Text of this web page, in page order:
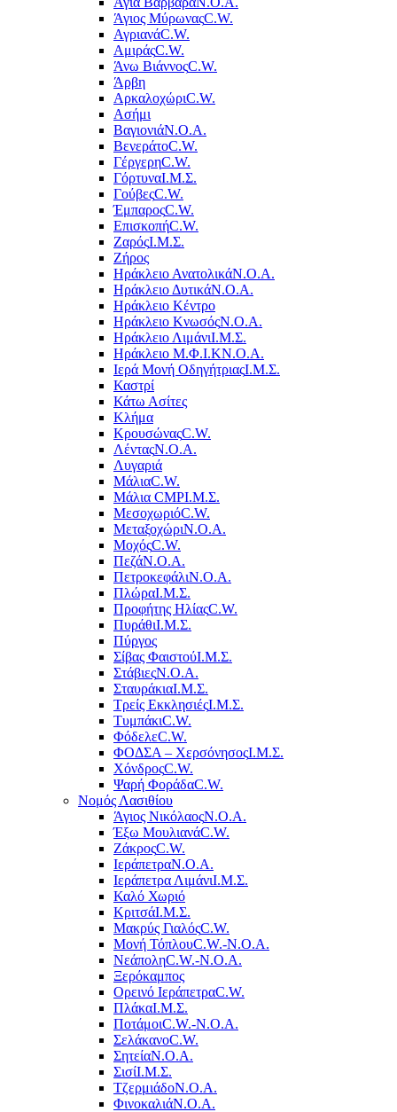
Άγιος ΜύρωναςC.W.
ΑγριανάC.W.
ΑμιράςC.W.
Άνω ΒιάννοςC.W.
Άρβη
ΑρκαλοχώριC.W.
Ασήμι
ΒαγιονιάΝ.Ο.Α.
ΒενεράτοC.W.
ΓέργερηC.W.
ΓόρτυναΙ.Μ.Σ.
ΓούβεςC.W.
ΈμπαροςC.W.
ΕπισκοπήC.W.
ΖαρόςΙ.Μ.Σ.
Ζήρος
Ηράκλειο ΑνατολικάΝ.Ο.Α.
Ηράκλειο ΔυτικάΝ.Ο.Α.
Ηράκλειο Κέντρο
Ηράκλειο ΚνωσόςΝ.Ο.Α.
Ηράκλειο ΛιμάνιΙ.Μ.Σ.
Ηράκλειο Μ.Φ.Ι.ΚΝ.Ο.Α.
Ιερά Μονή ΟδηγήτριαςΙ.Μ.Σ.
Καστρί
Κάτω Ασίτες
Κλήμα
ΚρουσώναςC.W.
ΛένταςΝ.Ο.Α.
Λυγαριά
ΜάλιαC.W.
Μάλια CMPΙ.Μ.Σ.
ΜεσοχωριόC.W.
ΜεταξοχώριΝ.Ο.Α.
ΜοχόςC.W.
ΠεζάΝ.Ο.Α.
ΠετροκεφάλιΝ.Ο.Α.
ΠλώραΙ.Μ.Σ.
Προφήτης ΗλίαςC.W.
ΠυράθιΙ.Μ.Σ.
Πύργος
Σίβας ΦαιστούΙ.Μ.Σ.
ΣτάβιεςΝ.Ο.Α.
ΣταυράκιαΙ.Μ.Σ.
Τρείς ΕκκλησιέςΙ.Μ.Σ.
ΤυμπάκιC.W.
ΦόδελεC.W.
ΦΟΔΣΑ – ΧερσόνησοςΙ.Μ.Σ.
ΧόνδροςC.W.
Ψαρή ΦοράδαC.W.
Νομός Λασιθίου
Άγιος ΝικόλαοςΝ.Ο.Α.
Έξω ΜουλιανάC.W.
ΖάκροςC.W.
ΙεράπετραΝ.Ο.Α.
Ιεράπετρα ΛιμάνιΙ.Μ.Σ.
Καλό Χωριό
ΚριτσάΙ.Μ.Σ.
Μακρύς ΓιαλόςC.W.
Μονή ΤόπλουC.W.-Ν.Ο.Α.
ΝεάποληC.W.-Ν.Ο.Α.
Ξερόκαμπος
Ορεινό ΙεράπετραC.W.
ΠλάκαΙ.Μ.Σ.
ΠοτάμοιC.W.-Ν.Ο.Α.
ΣελάκανοC.W.
ΣητείαΝ.Ο.Α.
ΣισίΙ.Μ.Σ.
ΤζερμιάδοΝ.Ο.Α.
ΦινοκαλιάΝ.Ο.Α.